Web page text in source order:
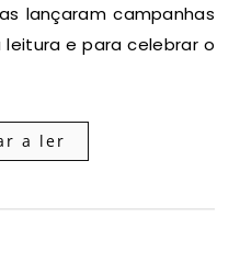
lançaram campanhas
e para celebrar o
a ler